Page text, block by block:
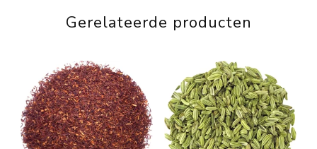
Gerelateerde producten